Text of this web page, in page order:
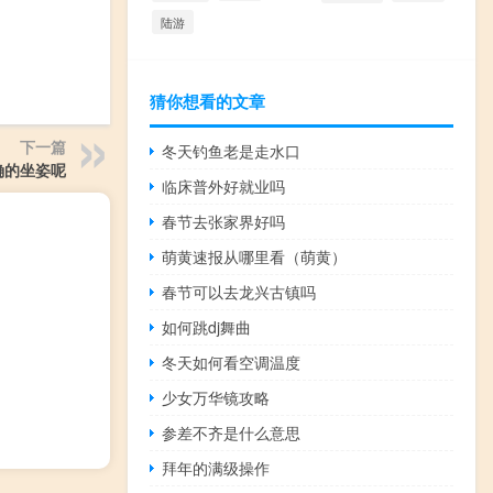
下一篇
坐姿呢
陆游
猜你想看的文章
冬天钓鱼老是走水口
临床普外好就业吗
春节去张家界好吗
萌黄速报从哪里看（萌黄）
春节可以去龙兴古镇吗
如何跳dj舞曲
冬天如何看空调温度
少女万华镜攻略
参差不齐是什么意思
拜年的满级操作